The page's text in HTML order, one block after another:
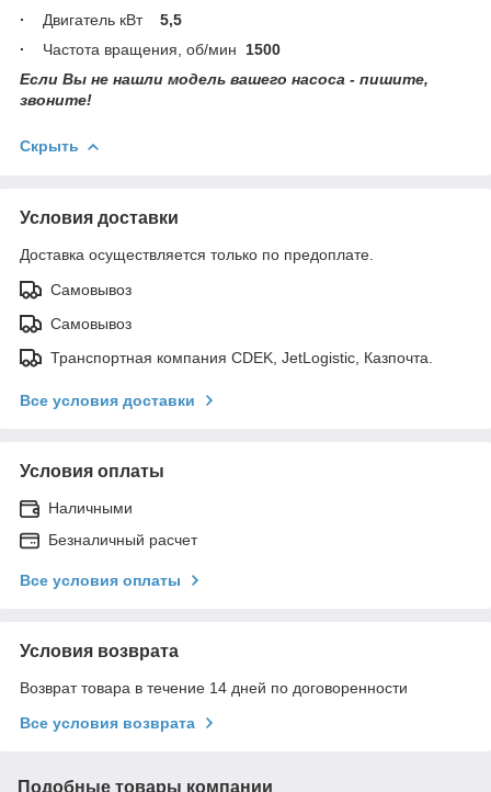
·
Двигатель кВт 5,5
·
Частота вращения, об/мин 1500
Если Вы не нашли модель вашего насоса - пишите,
звоните!
Скрыть
Условия доставки
Доставка осуществляется только по предоплате.
Самовывоз
Самовывоз
Транспортная компания CDEK, JetLogistic, Казпочта.
Все условия доставки
Условия оплаты
Наличными
Безналичный расчет
Все условия оплаты
Условия возврата
Возврат товара в течение 14 дней по договоренности
Все условия возврата
Подобные товары компании